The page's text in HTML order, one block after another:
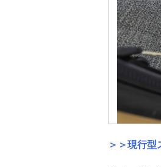
＞＞現行型